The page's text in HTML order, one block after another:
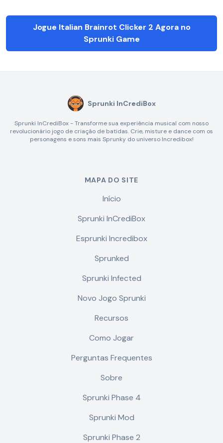
Jogue Italian Brainrot Clicker 2 Agora no
Sprunki Game
Sprunki InCrediBox
Sprunki InCrediBox - Transforme sua experiência musical com nosso
revolucionário jogo de criação de batidas. Crie, misture e dance com os
personagens e sons mais Sprunky do universo Incredibox!
MAPA DO SITE
Início
Sprunki InCrediBox
Esprunki Incredibox
Sprunked
Sprunki Infected
Novo Jogo Sprunki
Recursos
Como Jogar
Perguntas Frequentes
Sobre
Sprunki Phase 4
Sprunki Mod
Sprunki Phase 2